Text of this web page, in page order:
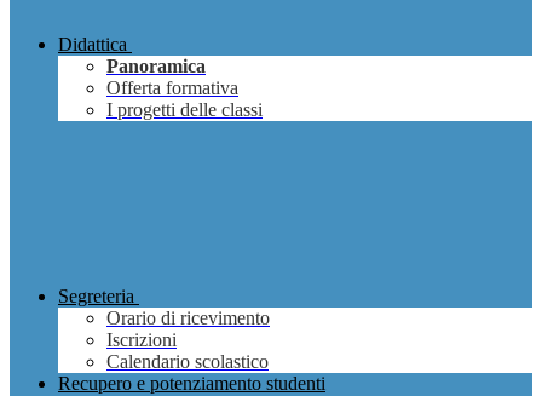
Didattica
Panoramica
Offerta formativa
I progetti delle classi
Segreteria
Orario di ricevimento
Iscrizioni
Calendario scolastico
Recupero e potenziamento studenti